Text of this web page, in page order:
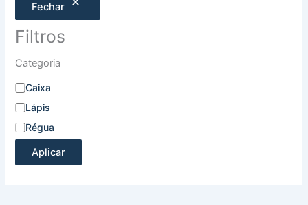
Fechar
Filtros
Categoria
Caixa
Lápis
Régua
Aplicar